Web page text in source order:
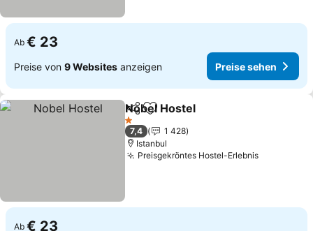
Ab € 23
Preise von 9 Websites anzeigen Preise sehen
TeilenZu Favoriten hinzufügen
Nobel Hostel
1 Sterne
7,4
1 428
Istanbul
Preisgekröntes Hostel-Erlebnis
Ab € 23